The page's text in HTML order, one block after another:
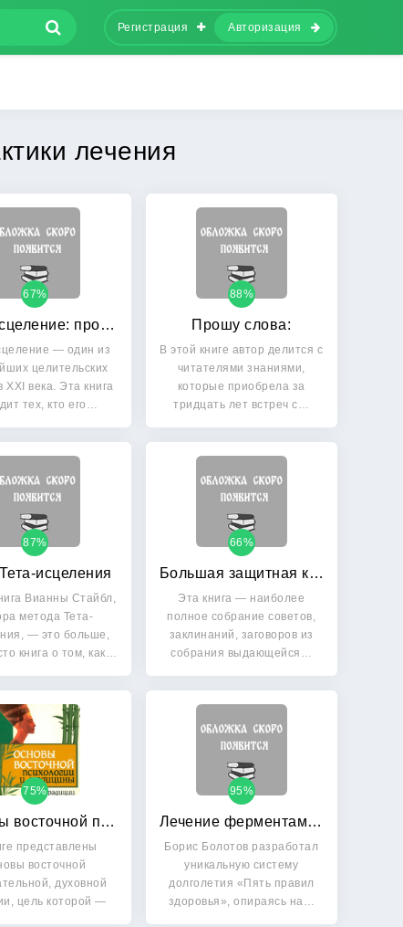
Регистрация Авторизация
лечения
Тета-исцеление: продвинутый уровень
67%
— один из
целительских
XXI века. Эта книга
тех, кто его…
Прошу слова:
88%
В этой книге автор делится с
читателями знаниями,
которые приобрела за
тридцать лет встреч с…
исцеления
87%
Вианны Стайбл,
метода Тета-
— это больше,
книга о том, как…
Большая защитная книга здоровья
66%
Эта книга — наиболее
полное собрание советов,
заклинаний, заговоров из
собрания выдающейся…
Основы восточной психологии и медицины: Традиции тысячелетий
75%
представлены
восточной
духовной
цель которой —
Лечение ферментами и соками по Болотову
95%
Борис Болотов разработал
уникальную систему
долголетия «Пять правил
здоровья», опираясь на…